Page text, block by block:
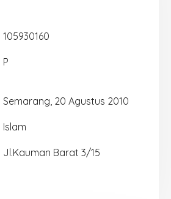
105930160
P
Semarang, 20 Agustus 2010
Islam
Jl.Kauman Barat 3/15